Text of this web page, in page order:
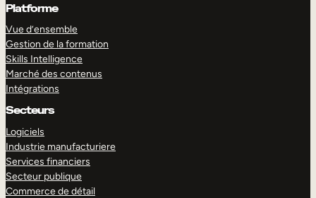
Platforme
Vue d’ensemble
Gestion de la formation
Skills Intelligence
Marché des contenus
Intégrations
Secteurs
Logiciels
Industrie manufacturiere
Services financiers
Secteur publique
Commerce de détail